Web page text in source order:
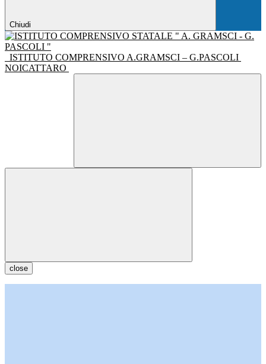
Chiudi
ISTITUTO COMPRENSIVO A.GRAMSCI – G.PASCOLI
NOICATTARO
close